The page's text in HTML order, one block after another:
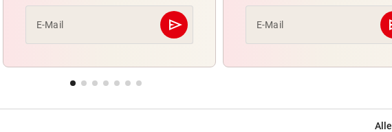
E-Mail send
Abschicken E-Mail